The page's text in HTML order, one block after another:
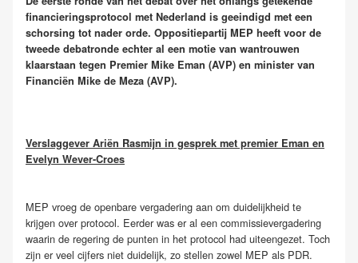
financieringsprotocol met Nederland is geeindigd met een
schorsing tot nader orde. Oppositiepartij MEP heeft voor de
tweede debatronde echter al een motie van wantrouwen
klaarstaan tegen Premier Mike Eman (AVP) en minister van
Financiën Mike de Meza (AVP).
Verslaggever Ariën Rasmijn in gesprek met premier Eman en
Evelyn Wever-Croes
MEP vroeg de openbare vergadering aan om duidelijkheid te
krijgen over protocol. Eerder was er al een commissievergadering
waarin de regering de punten in het protocol had uiteengezet. Toch
zijn er veel cijfers niet duidelijk, zo stellen zowel MEP als PDR.